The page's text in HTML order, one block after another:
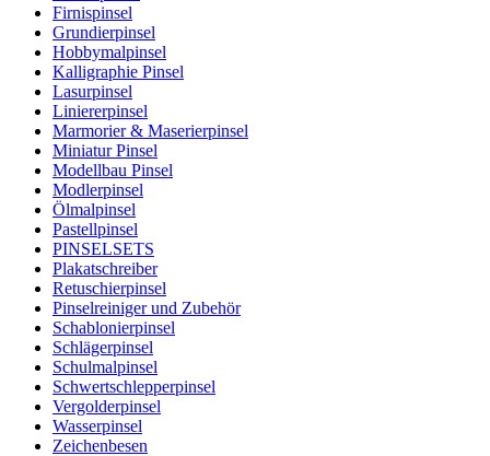
Firnispinsel
Grundierpinsel
Hobbymalpinsel
Kalligraphie Pinsel
Lasurpinsel
Liniererpinsel
Marmorier & Maserierpinsel
Miniatur Pinsel
Modellbau Pinsel
Modlerpinsel
Ölmalpinsel
Pastellpinsel
PINSELSETS
Plakatschreiber
Retuschierpinsel
Pinselreiniger und Zubehör
Schablonierpinsel
Schlägerpinsel
Schulmalpinsel
Schwertschlepperpinsel
Vergolderpinsel
Wasserpinsel
Zeichenbesen